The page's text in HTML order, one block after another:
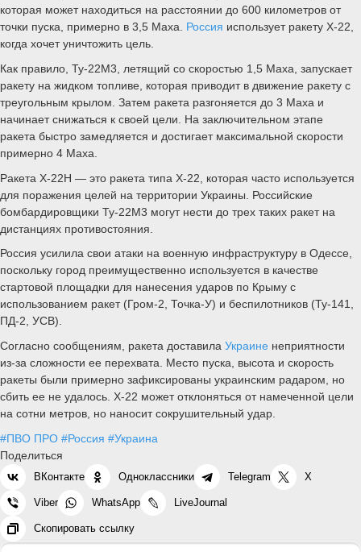
которая может находиться на расстоянии до 600 километров от
точки пуска, примерно в 3,5 Маха. Россия использует ракету Х-22,
когда хочет уничтожить цель.
Как правило, Ту-22М3, летящий со скоростью 1,5 Маха, запускает
ракету на жидком топливе, которая приводит в движение ракету с
треугольным крылом. Затем ракета разгоняется до 3 Маха и
начинает снижаться к своей цели. На заключительном этапе
ракета быстро замедляется и достигает максимальной скорости
примерно 4 Маха.
Ракета Х-22Н — это ракета типа Х-22, которая часто используется
для поражения целей на территории Украины. Российские
бомбардировщики Ту-22М3 могут нести до трех таких ракет на
дистанциях противостояния.
Россия усилила свои атаки на военную инфраструктуру в Одессе,
поскольку город преимущественно используется в качестве
стартовой площадки для нанесения ударов по Крыму с
использованием ракет (Гром-2, Точка-У) и беспилотников (Ту-141,
ПД-2, УСВ).
Согласно сообщениям, ракета доставила Украине неприятности
из-за сложности ее перехвата. Место пуска, высота и скорость
ракеты были примерно зафиксированы украинским радаром, но
сбить ее не удалось. Х-22 может отклоняться от намеченной цели
на сотни метров, но наносит сокрушительный удар.
#ПВО ПРО #Россия #Украина
Поделиться
ВКонтакте Одноклассники Telegram X
Viber WhatsApp LiveJournal
Скопировать ссылку